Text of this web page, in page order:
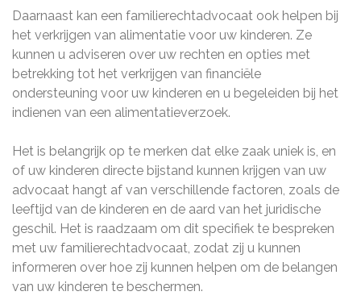
Daarnaast kan een familierechtadvocaat ook helpen bij
het verkrijgen van alimentatie voor uw kinderen. Ze
kunnen u adviseren over uw rechten en opties met
betrekking tot het verkrijgen van financiële
ondersteuning voor uw kinderen en u begeleiden bij het
indienen van een alimentatieverzoek.
Het is belangrijk op te merken dat elke zaak uniek is, en
of uw kinderen directe bijstand kunnen krijgen van uw
advocaat hangt af van verschillende factoren, zoals de
leeftijd van de kinderen en de aard van het juridische
geschil. Het is raadzaam om dit specifiek te bespreken
met uw familierechtadvocaat, zodat zij u kunnen
informeren over hoe zij kunnen helpen om de belangen
van uw kinderen te beschermen.